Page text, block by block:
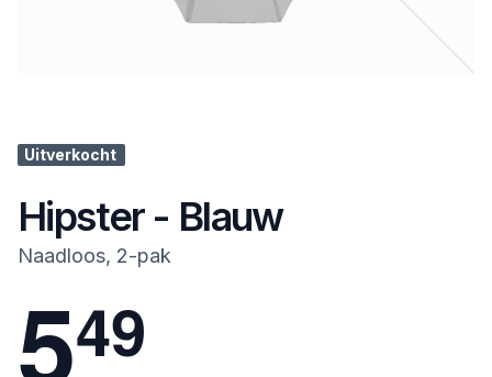
Uitverkocht
Hipster - Blauw
Naadloos, 2-pak
549